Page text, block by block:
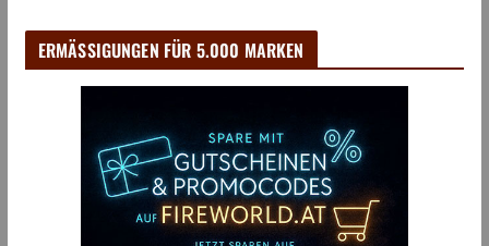
ERMÄSSIGUNGEN FÜR 5.000 MARKEN